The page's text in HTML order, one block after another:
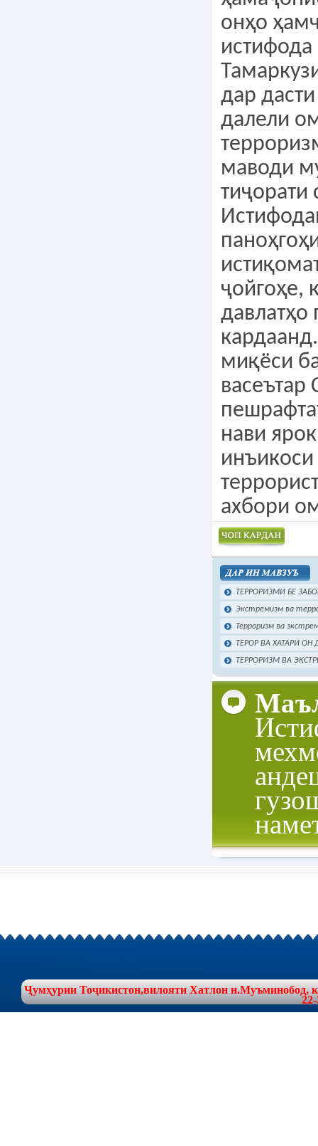
онҳо
дар
далели
маводи
тиҷорати
ҷойгоҳе,
миқёси
васеътар
нави
ахбори
Чоп намудан
ТЕРРОРИЗМИ БЕ
Экстремизм ва
Терроризм ва
ТЕРОР ВА ХАТАРИ ОН
ТЕРРОРИЗМ ВА
Ҷумҳурии Тоҷикистон,вилояти Хатлон н.Муъминобод,